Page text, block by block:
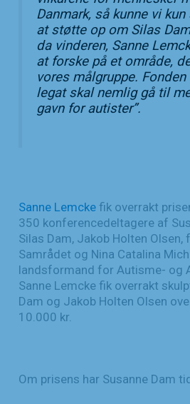
Danmark, så kunne vi
at støtte op om Silas
da vinderen, Sanne
at forske på et område,
vores målgruppe.
legat skal nemlig gå til
gavn for autister”.
Sanne Lemcke fik overrakt
350 konferencedeltagere af
Silas Dam, Jakob Holten
Samrådet og Nina Catalina
landsformand for Autisme- og
Sanne Lemcke fik overrakt
Dam og Jakob Holten Olsen
10.000 kr.
Om prisens har Susanne Dam